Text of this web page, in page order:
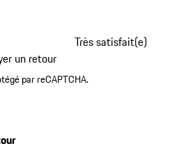
Très satisfait(e)
un retour
par reCAPTCHA.